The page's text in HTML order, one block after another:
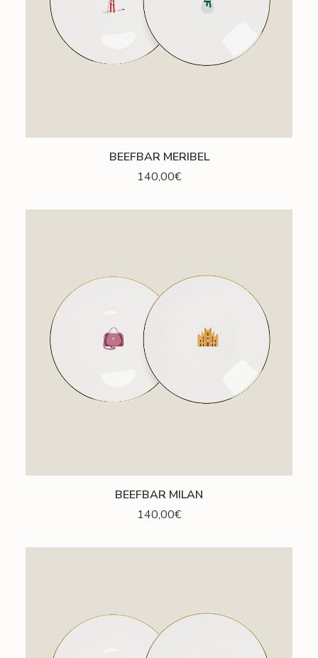
AJOUTER AU PANIERBEEFBAR MERIBEL
140,00€
AJOUTER AU PANIERBEEFBAR MILAN
140,00€